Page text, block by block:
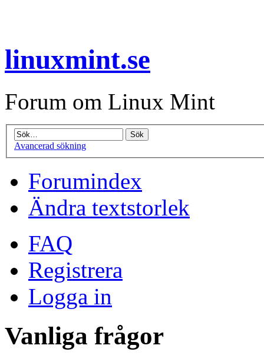
linuxmint.se
Forum om Linux Mint
Avancerad sökning
Forumindex
Ändra textstorlek
FAQ
Registrera
Logga in
Vanliga frågor